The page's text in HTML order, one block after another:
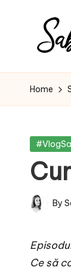
S
a
i
n
a
o
creator
de
de
16
ani
Home
Posted
Posted
By
Ce să